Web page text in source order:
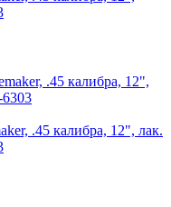
.45 калибра, 12", лак.